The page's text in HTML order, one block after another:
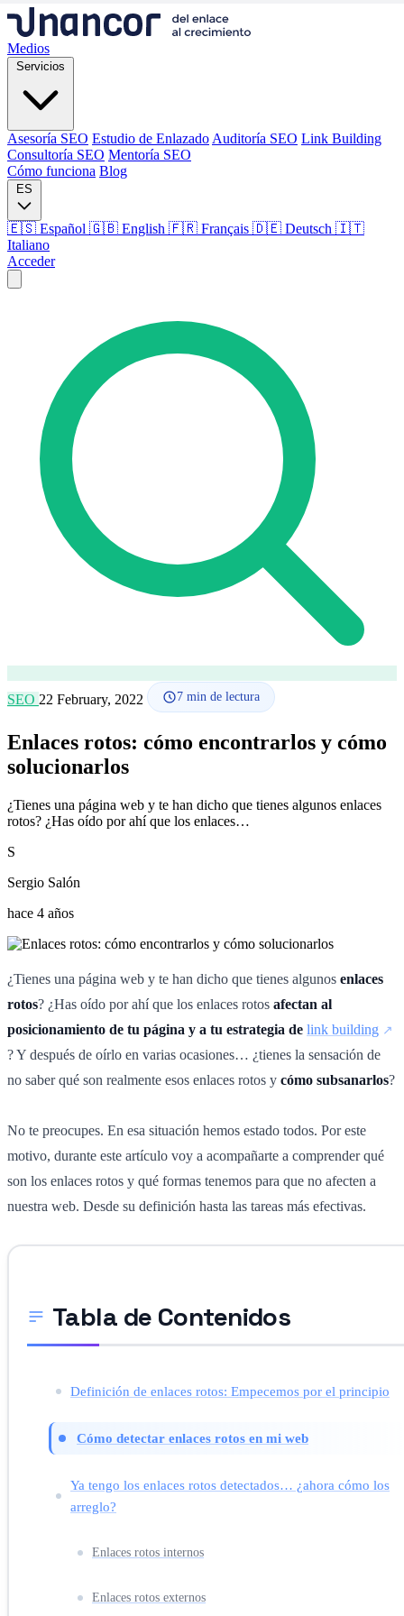
Medios
Servicios
Asesoría SEO Estudio de Enlazado Auditoría SEO Link Building
Consultoría SEO Mentoría SEO
Cómo funciona Blog
ES
🇪🇸 Español 🇬🇧 English 🇫🇷 Français 🇩🇪 Deutsch 🇮🇹
Italiano
Acceder
Asesoría SEO Estudio de Enlazado Auditoría SEO
Consultoría SEO
Cómo funciona
Idioma
🇪🇸 ES
🇬🇧 EN
Acceder
SEO 22 February, 2022 7 min de lectura
Enlaces rotos: cómo encontrarlos y cómo
solucionarlos
¿Tienes una página web y te han dicho que tienes algunos enlaces
rotos? ¿Has oído por ahí que los enlaces…
S
Sergio Salón
hace 4 años
¿Tienes una página web y te han dicho que tienes algunos enlaces
rotos? ¿Has oído por ahí que los enlaces rotos afectan al
posicionamiento de tu página y a tu estrategia de link building
? Y después de oírlo en varias ocasiones… ¿tienes la sensación de
no saber qué son realmente esos enlaces rotos y cómo subsanarlos?
No te preocupes. En esa situación hemos estado todos. Por este
motivo, durante este artículo voy a acompañarte a comprender qué
son los enlaces rotos y qué formas tenemos para que no afecten a
nuestra web. Desde su definición hasta las tareas más efectivas.
Tabla de Contenidos
Definición de enlaces rotos: Empecemos por el principio
Cómo detectar enlaces rotos en mi web
Ya tengo los enlaces rotos detectados… ¿ahora cómo los
arreglo?
Enlaces rotos internos
Enlaces rotos externos